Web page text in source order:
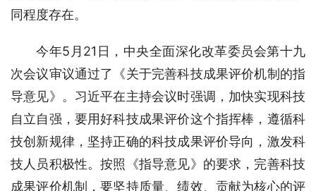
同程度存在。
今年5月21日，中央全面深化改革委员会第十九
次会议审议通过了《关于完善科技成果评价机制的指
导意见》。习近平在主持会议时强调，加快实现科技
自立自强，要用好科技成果评价这个指挥棒，遵循科
技创新规律，坚持正确的科技成果评价导向，激发科
技人员积极性。按照《指导意见》的要求，完善科技
成果评价机制，要坚持质量、绩效、贡献为核心的评